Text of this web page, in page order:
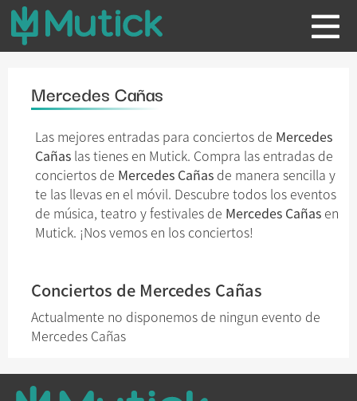
Mercedes Cañas
Las mejores entradas para conciertos de Mercedes
Cañas las tienes en Mutick. Compra las entradas de
conciertos de Mercedes Cañas de manera sencilla y
te las llevas en el móvil. Descubre todos los eventos
de música, teatro y festivales de Mercedes Cañas en
Mutick. ¡Nos vemos en los conciertos!
Conciertos de Mercedes Cañas
Actualmente no disponemos de ningun evento de
Mercedes Cañas